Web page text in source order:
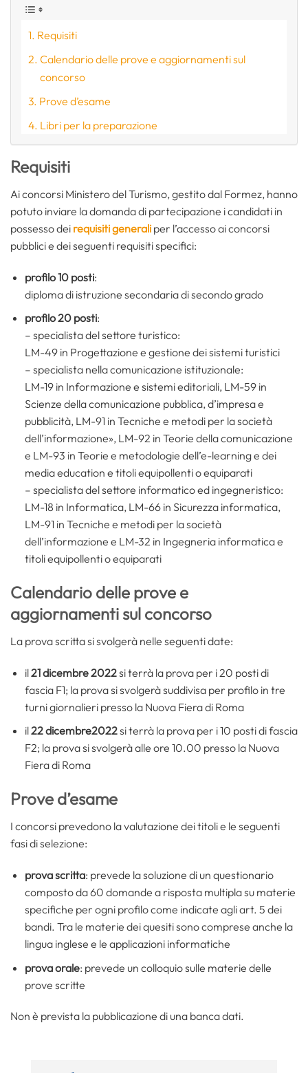
Requisiti
Calendario delle prove e aggiornamenti sul
concorso
Prove d’esame
Libri per la preparazione
Requisiti
Ai concorsi Ministero del Turismo, gestito dal Formez, hanno
potuto inviare la domanda di partecipazione i candidati in
possesso dei requisiti generali per l’accesso ai concorsi
pubblici e dei seguenti requisiti specifici:
profilo 10 posti:
diploma di istruzione secondaria di secondo grado
profilo 20 posti:
– specialista del settore turistico:
LM-49 in Progettazione e gestione dei sistemi turistici
– specialista nella comunicazione istituzionale:
LM-19 in Informazione e sistemi editoriali, LM-59 in
Scienze della comunicazione pubblica, d’impresa e
pubblicità, LM-91 in Tecniche e metodi per la società
dell’informazione», LM-92 in Teorie della comunicazione
e LM-93 in Teorie e metodologie dell’e-learning e dei
media education e titoli equipollenti o equiparati
– specialista del settore informatico ed ingegneristico:
LM-18 in Informatica, LM-66 in Sicurezza informatica,
LM-91 in Tecniche e metodi per la società
dell’informazione e LM-32 in Ingegneria informatica e
titoli equipollenti o equiparati
Calendario delle prove e
aggiornamenti sul concorso
La prova scritta si svolgerà nelle seguenti date:
il21 dicembre 2022si terrà la prova per i 20 posti di
fascia F1; la prova si svolgerà suddivisa per profilo in tre
turni giornalieri presso la Nuova Fiera di Roma
il22 dicembre2022si terrà la prova per i 10 posti di fascia
F2; la prova si svolgerà alle ore 10.00 presso la Nuova
Fiera di Roma
Prove d’esame
I concorsi prevedono la valutazione dei titoli e le seguenti
fasi di selezione:
prova scritta: prevede la soluzione di un questionario
composto da 60 domande a risposta multipla su materie
specifiche per ogni profilo come indicate agli art. 5 dei
bandi. Tra le materie dei quesiti sono comprese anche la
lingua inglese e le applicazioni informatiche
prova orale: prevede un colloquio sulle materie delle
prove scritte
Non è prevista la pubblicazione di una banca dati.